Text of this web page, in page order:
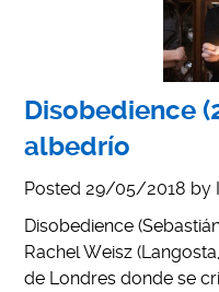
Disobedience
albedrío
Posted 29/05/2018 by
Disobedience
Rachel Weisz
de Londres donde se